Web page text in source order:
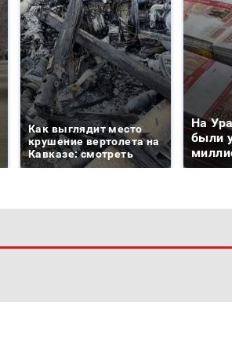
Как выглядит место
крушение вертолета на
Кавказе: смотреть
На
были